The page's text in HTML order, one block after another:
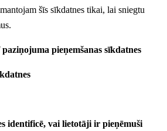
šīs sīkdatnes tikai, lai sniegtu
pieņemšanas sīkdatnes
identificē, vai lietotāji ir pieņēmuši